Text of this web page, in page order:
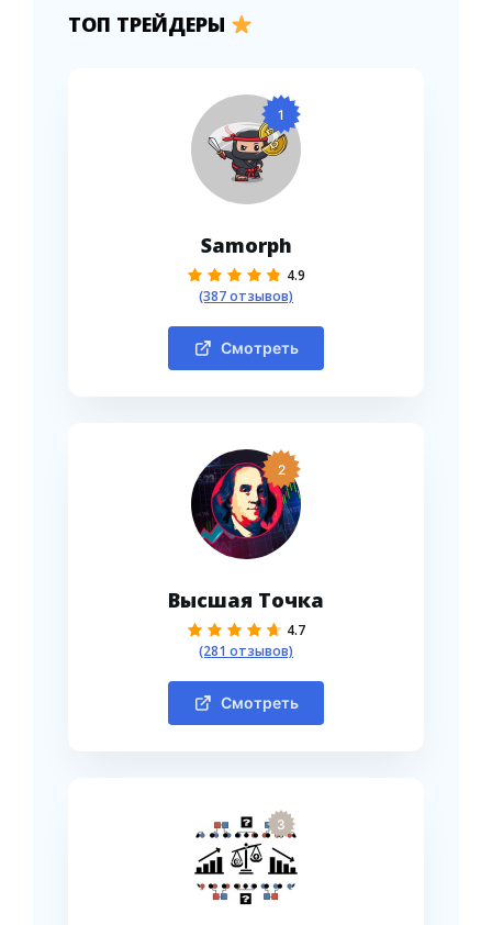
ТОП ТРЕЙДЕРЫ
1
Samorph
4.9
(387 отзывов)
Смотреть
2
Высшая Точка
4.7
(281 отзывов)
Смотреть
3